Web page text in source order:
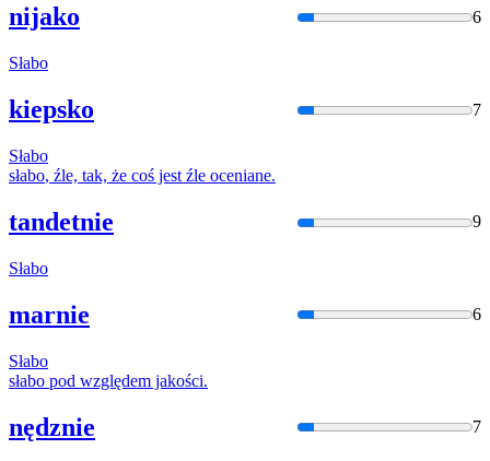
nijako 6
Słabo
kiepsko 7
Słabo
słabo, źle, tak, że coś jest źle oceniane.
tandetnie 9
Słabo
marnie 6
Słabo
słabo pod względem jakości.
nędznie 7